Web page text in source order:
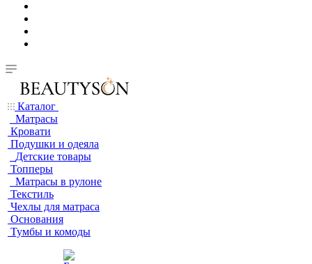
Каталог
Матрасы
Кровати
Подушки и одеяла
Детские товары
Топперы
Матрасы в рулоне
Текстиль
Чехлы для матраса
Основания
Тумбы и комоды